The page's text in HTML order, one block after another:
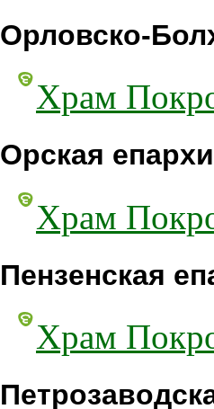
Орловско-
Храм
Орская
Храм
Пензенская
Храм